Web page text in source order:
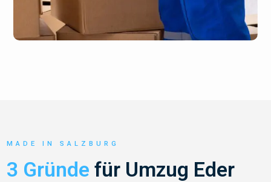
MADE IN SALZBURG
3 Gründe für Umzug Eder